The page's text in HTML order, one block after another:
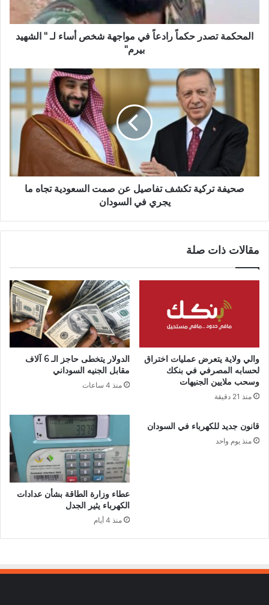
لـ
المحكمة تصدر حكماً رادعاً في مواجهة شخص أساء لـ " الشهيد
بيرم"
صمت
ما
يجريصحيفة تركية تكشف تفاصيل عن صمت السعودية تجاه ما
يجري في السودان
مقالات ذات صلة
والي ولاية يتعرض عمليات اختراق
لحسابه المصرفي في بنكك
وسحب ملايين الجنيهات
منذ 21 دقيقة
الدولار يتخطى حاجز الـ 6 آلاف
مقابل الجنيه السوداني
منذ 4 ساعات
قانون جديد للكهرباء في السودان
منذ يوم واحد
عطاء وزارة الطاقة بشأن عدادات
الكهرباء يثير الجدل
منذ 4 أيام